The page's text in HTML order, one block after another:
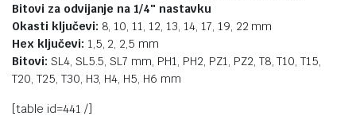
Bitovi za odvijanje na 1/4″ nastavku
Okasti ključevi: 8, 10, 11, 12, 13, 14, 17, 19, 22 mm
Hex ključevi: 1,5, 2, 2,5 mm
Bitovi: SL4, SL5.5, SL7 mm, PH1, PH2, PZ1, PZ2, T8, T10, T15,
T20, T25, T30, H3, H4, H5, H6 mm
[table id=441 /]